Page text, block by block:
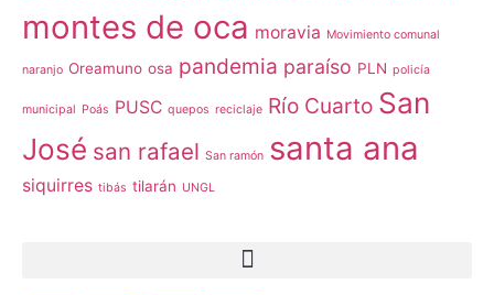
montes de oca moravia Movimiento comunal
naranjo Oreamuno osa pandemia paraíso PLN policía
municipal Poás PUSC quepos reciclaje Río Cuarto San
José san rafael San ramón santa ana
siquirres tibás tilarán UNGL